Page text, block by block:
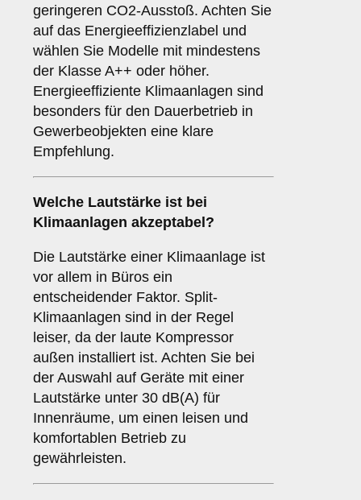
geringeren CO2-Ausstoß. Achten Sie
auf das Energieeffizienzlabel und
wählen Sie Modelle mit mindestens
der Klasse A++ oder höher.
Energieeffiziente Klimaanlagen sind
besonders für den Dauerbetrieb in
Gewerbeobjekten eine klare
Empfehlung.
Welche Lautstärke ist bei
Klimaanlagen akzeptabel?
Die Lautstärke einer Klimaanlage ist
vor allem in Büros ein
entscheidender Faktor. Split-
Klimaanlagen sind in der Regel
leiser, da der laute Kompressor
außen installiert ist. Achten Sie bei
der Auswahl auf Geräte mit einer
Lautstärke unter 30 dB(A) für
Innenräume, um einen leisen und
komfortablen Betrieb zu
gewährleisten.